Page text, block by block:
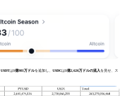
USDTは1億981万ドルを追加し、 USDCは1億2,626万ドルの流入を見せ、ス